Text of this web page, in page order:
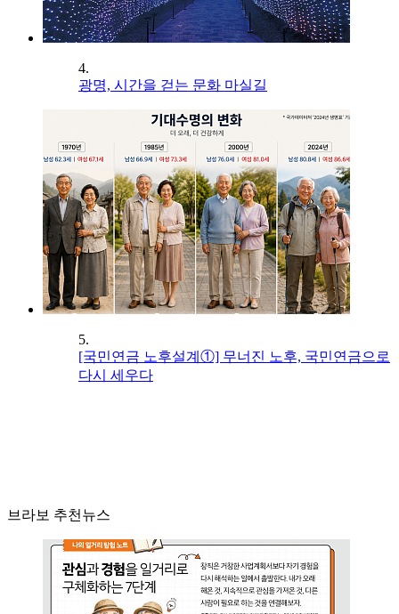
4.
광명, 시간을 걷는 문화 마실길
5.
[국민연금 노후설계①] 무너진 노후, 국민연금으로
다시 세우다
브라보 추천뉴스